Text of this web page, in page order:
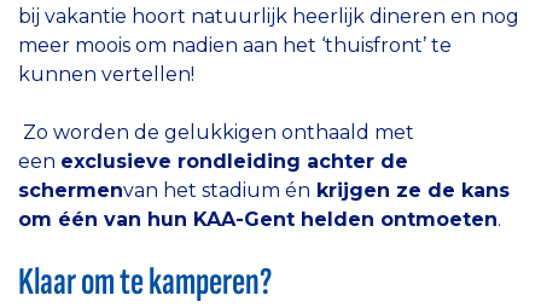
bij vakantie hoort natuurlijk heerlijk dineren en nog
meer moois om nadien aan het ‘thuisfront’ te
kunnen vertellen!
Zo worden de gelukkigen onthaald met
een exclusieve rondleiding achter de
schermenvan het stadium én krijgen ze de kans
om één van hun KAA-Gent helden ontmoeten.
Klaar om te kamperen?